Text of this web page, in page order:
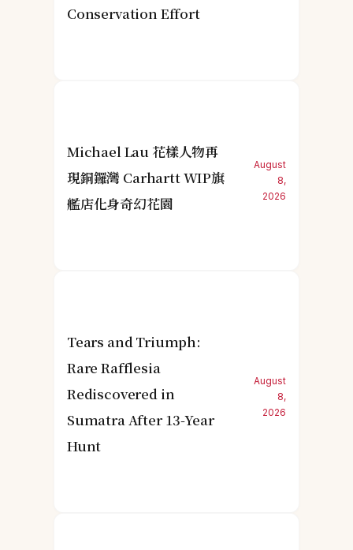
Conservation Effort
Michael Lau 花樣人物再
現銅鑼灣 Carhartt WIP旗
艦店化身奇幻花園
August
8,
2026
Tears and Triumph:
Rare Rafflesia
Rediscovered in
Sumatra After 13-Year
Hunt
August
8,
2026